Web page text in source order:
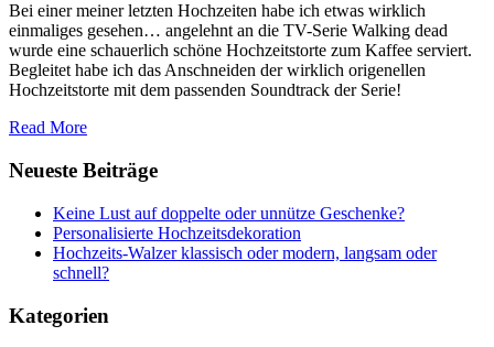
Bei einer meiner letzten Hochzeiten habe ich etwas wirklich
einmaliges gesehen… angelehnt an die TV-Serie Walking dead
wurde eine schauerlich schöne Hochzeitstorte zum Kaffee serviert.
Begleitet habe ich das Anschneiden der wirklich origenellen
Hochzeitstorte mit dem passenden Soundtrack der Serie!
Read More
Neueste Beiträge
Keine Lust auf doppelte oder unnütze Geschenke?
Personalisierte Hochzeitsdekoration
Hochzeits-Walzer klassisch oder modern, langsam oder
schnell?
Kategorien